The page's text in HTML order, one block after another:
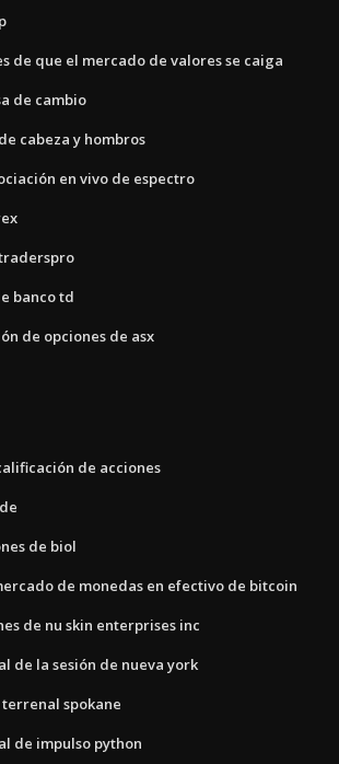
de que el mercado de valores se caiga
de cambio
cabeza y hombros
en vivo de espectro
banco td
de opciones de asx
de acciones
de biol
de monedas en efectivo de bitcoin
de nu skin enterprises inc
de la sesión de nueva york
spokane
de impulso python